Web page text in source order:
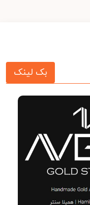
بک لینک